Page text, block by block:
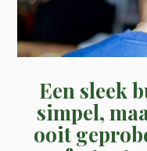
Een sleek
simpel,
ooit